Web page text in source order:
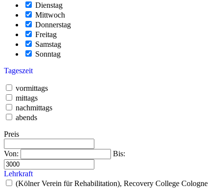
Dienstag
Mittwoch
Donnerstag
Freitag
Samstag
Sonntag
Tageszeit
vormittags
mittags
nachmittags
abends
Preis
Von: Bis:
Lehrkraft
(Kölner Verein für Rehabilitation), Recovery College Cologne